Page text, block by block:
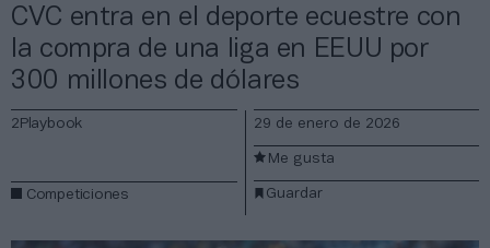
CVC entra en el deporte ecuestre con
la compra de una liga en EEUU por
300 millones de dólares
2Playbook
Competiciones
29 de enero de 2026
Guardar
Me gusta